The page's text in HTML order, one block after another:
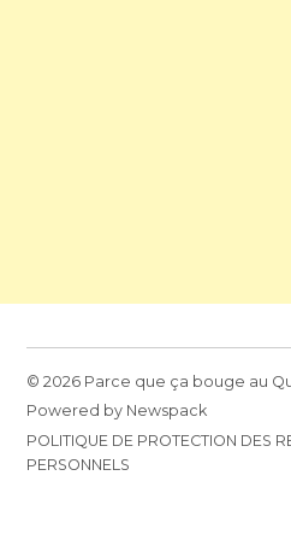
© 2026 Parce que ça bouge au
Powered by Newspack
POLITIQUE DE PROTECTION DES
PERSONNELS